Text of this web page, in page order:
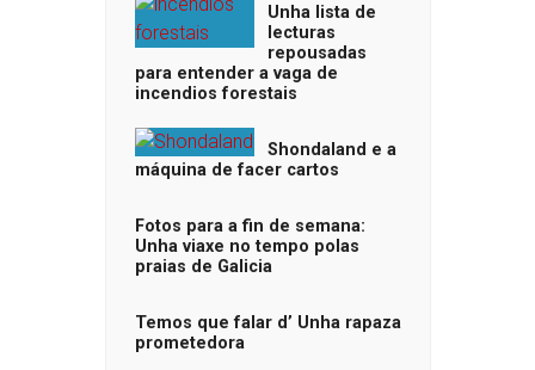
Unha lista de
lecturas
repousadas
para entender a vaga de
incendios forestais
Shondaland e a
máquina de facer cartos
Fotos para a fin de semana:
Unha viaxe no tempo polas
praias de Galicia
Temos que falar d’ Unha rapaza
prometedora